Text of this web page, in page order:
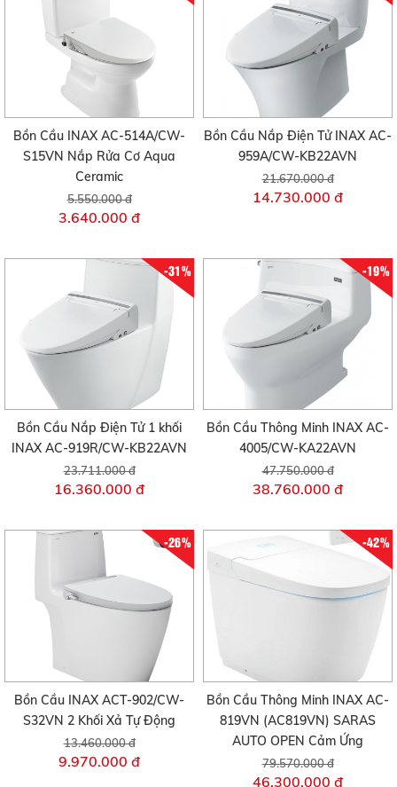
Bồn Cầu INAX AC-514A/CW-
S15VN Nắp Rửa Cơ Aqua
Ceramic
5.550.000 đ
3.640.000 đ
Bồn Cầu Nắp Điện Tử INAX AC-
959A/CW-KB22AVN
21.670.000 đ
14.730.000 đ
-31%
Bồn Cầu Nắp Điện Tử 1 khối
INAX AC-919R/CW-KB22AVN
23.711.000 đ
16.360.000 đ
-19%
Bồn Cầu Thông Minh INAX AC-
4005/CW-KA22AVN
47.750.000 đ
38.760.000 đ
-26%
Bồn Cầu INAX ACT-902/CW-
S32VN 2 Khối Xả Tự Động
13.460.000 đ
9.970.000 đ
-42%
Bồn Cầu Thông Minh INAX AC-
819VN (AC819VN) SARAS
AUTO OPEN Cảm Ứng
79.570.000 đ
46.300.000 đ